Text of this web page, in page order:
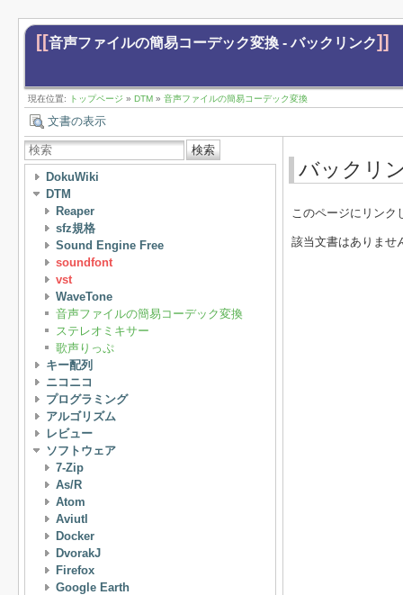
[[音声ファイルの簡易コーデック変換 - バックリンク]]
現在位置: トップページ » DTM » 音声ファイルの簡易コーデック変換
文書の表示
検索
DokuWiki
DTM
Reaper
sfz規格
Sound Engine Free
soundfont
vst
WaveTone
音声ファイルの簡易コーデック変換
ステレオミキサー
歌声りっぷ
キー配列
ニコニコ
プログラミング
アルゴリズム
レビュー
ソフトウェア
7-Zip
As/R
Atom
Aviutl
Docker
DvorakJ
Firefox
Google Earth
バックリ
このページにリンク
該当文書はありませ